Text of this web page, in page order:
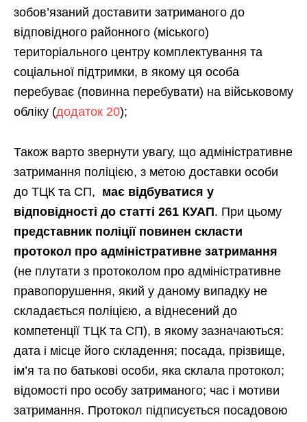
зобов’язаний доставити затриманого до
відповідного районного (міського)
територіального центру комплектування та
соціальної підтримки, в якому ця особа
перебуває (повинна перебувати) на військовому
обліку (додаток 20);
Також варто звернути увагу, що адміністративне
затримання поліцією, з метою доставки особи
до ТЦК та СП, має відбуватися у
відповідності до статті 261 КУАП. При цьому
представник поліції повинен скласти
протокол про адміністративне затримання
(не плутати з протоколом про адміністративне
правопорушення, який у даному випадку не
складається поліцією, а віднесений до
компетенції ТЦК та СП), в якому зазначаються:
дата і місце його складення; посада, прізвище,
ім’я та по батькові особи, яка склала протокол;
відомості про особу затриманого; час і мотиви
затримання. Протокол підписується посадовою